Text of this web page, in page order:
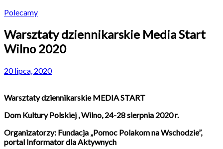
Polecamy
Warsztaty dziennikarskie Media Start
Wilno 2020
20 lipca, 2020
Warsztaty dziennikarskie MEDIA START
Dom Kultury Polskiej , Wilno, 24-28 sierpnia 2020 r.
Organizatorzy: Fundacja „Pomoc Polakom na Wschodzie”,
portal Informator dla Aktywnych